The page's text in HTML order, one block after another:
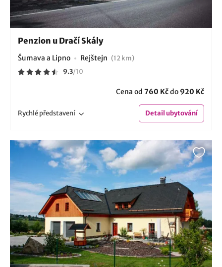
Penzion u Dračí Skály
Šumava a Lipno Rejštejn (12 km)
9.3/10
Cena od 760 Kčdo 920 Kč
Rychlépředstavení Detailubytování